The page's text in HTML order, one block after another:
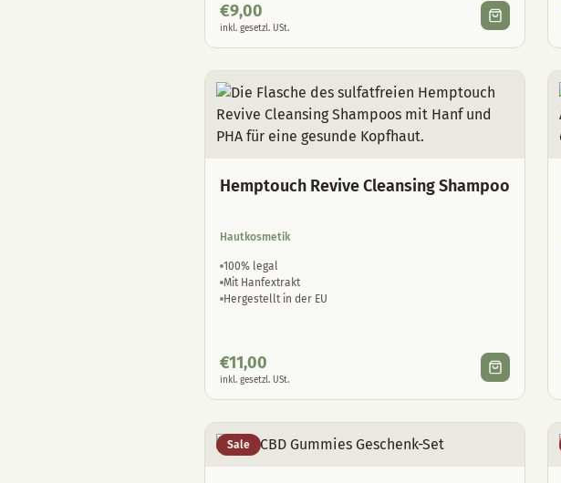
€9,00
inkl. gesetzl. USt.
Hemptouch Revive Cleansing Shampoo
Hautkosmetik
100% legal
Mit Hanfextrakt
Hergestellt in der EU
€11,00
inkl. gesetzl. USt.
Sale